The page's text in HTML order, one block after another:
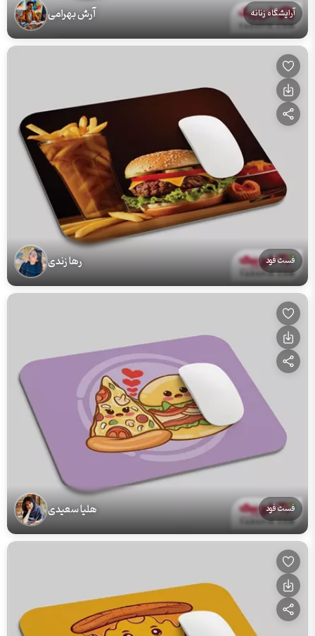
آرایشگاه زنانه آرش بهرامی
فست فود رها زندی
فست فود هلیا سعیدی